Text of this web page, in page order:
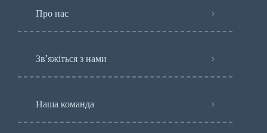
Про нас
Зв’яжіться з нами
Наша команда